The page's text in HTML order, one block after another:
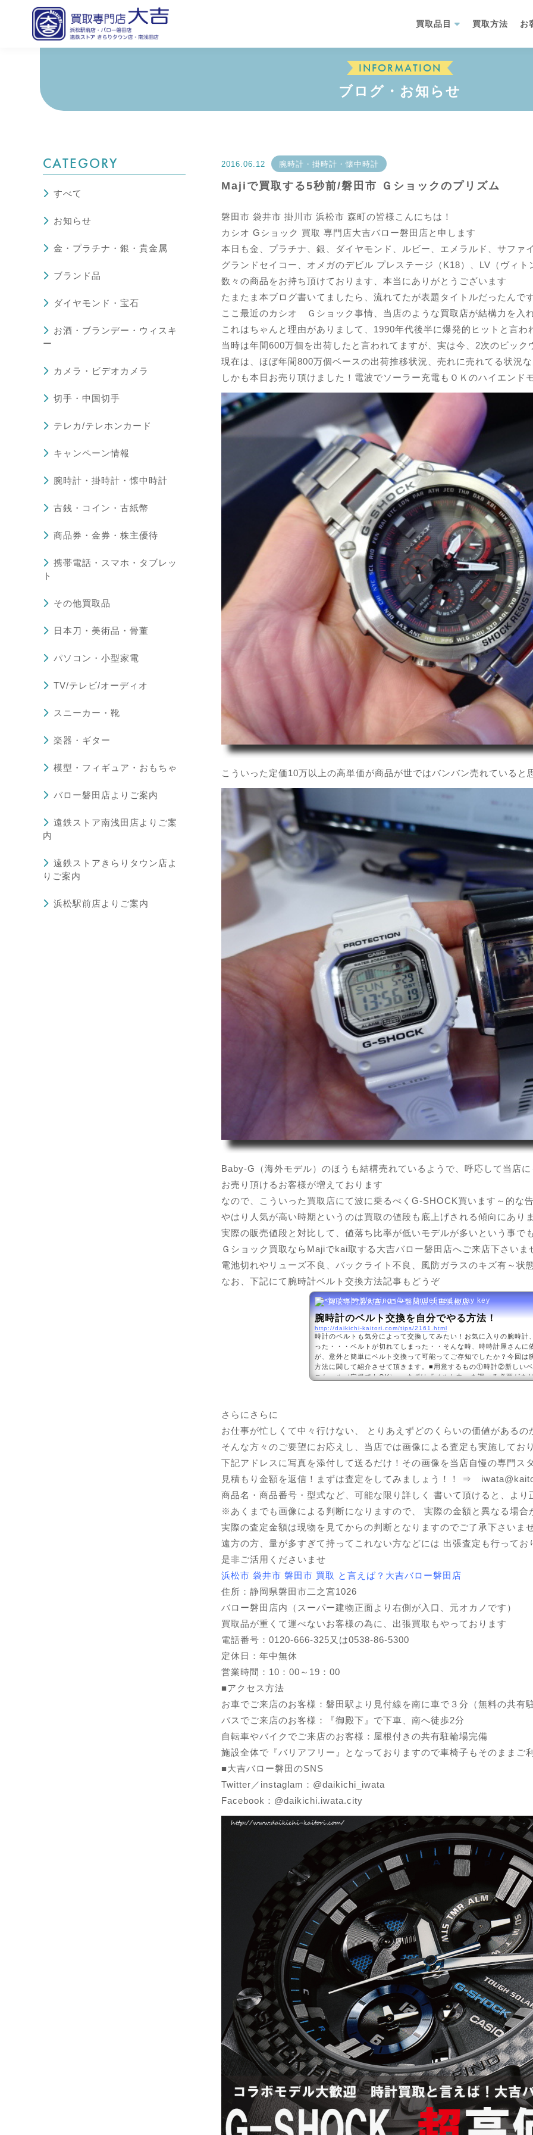
買取品目 買取方法 お
INFORMATION
ブログ・お知らせ
2016.06.12 腕時計・掛時計・懐中時計
Majiで買取する5秒前/磐田市 Ｇショックのプリズム
磐田市 袋井市 掛川市 浜松市 森町の皆様こんにちは！
カシオ Gショック 買取 専門店大吉バロー磐田店と申します
本日も金、プラチナ、銀、ダイヤモンド、ルビー、エメラルド、サファ
グランドセイコー、オメガのデビル プレステージ（K18）、LV（ヴィト
数々の商品をお持ち頂けております、本当にありがとうございます
たまたま本ブログ書いてましたら、流れてたが表題タイトルだったんで
ここ最近のカシオ Ｇショック事情、当店のような買取店が結構力を入
これはちゃんと理由がありまして、1990年代後半に爆発的ヒットと言
当時は年間600万個を出荷したと言われてますが、実は今、2次のビック
現在は、ほぼ年間800万個ベースの出荷推移状況、売れに売れてる状況
しかも本日お売り頂けました！電波でソーラー充電もＯＫのハイエンド
こういった定価10万以上の高単価が商品が世ではバンバン売れていると
Baby-G（海外モデル）のほうも結構売れているようで、呼応して当店
お売り頂けるお客様が増えております
なので、こういった買取店にて波に乗るべくG-SHOCK買います～的な
やはり人気が高い時期というのは買取の値段も底上げされる傾向にあり
実際の販売値段と対比して、値落ち比率が低いモデルが多いという事で
Ｇショック買取ならMajiでkai取する大吉バロー磐田店へご来店下さいま
電池切れやリューズ不良、バックライト不良、風防ガラスのキズ有～状
なお、下記にて 腕時計ベルト交換方法記事もどうぞ
買取専門店大吉バロー磐田店 大吉浜松店
腕時計のベルト交換を自分でやる方法！
http://daikichi-kaitori.com/tips/2161.html
時計のベルトも気分によって交換してみたい！お気に入りの腕時計
った・・・ベルトが切れてしまった・・そんな時、時時計屋さんに
が、意外と簡単にベルト交換って可能ってご存知でしたか？今回は
方法に関して紹介させて頂きます。■用意するもの①時計②新しい
スケール（定規でもOK） まずは『ベルト巾』を調べる必要があ
さらにさらに
お仕事が忙しくて中々行けない、 とりあえずどのくらいの価値があるの
そんな方々のご要望にお応えし、当店では画像による査定も実施してお
下記アドレスに写真を添付して送るだけ！その画像を当店自慢の専門ス
見積もり金額を返信！まずは査定をしてみましょう！！ ⇒
商品名・商品番号・型式など、可能な限り詳しく 書いて頂けると、より
※あくまでも画像による判断になりますので、 実際の金額と異なる場合
実際の査定金額は現物を見てからの判断となりますのでご了承下さいま
遠方の方、量が多すぎて持ってこれない方などには 出張査定も行ってお
是非ご活用くださいませ
浜松市 袋井市 磐田市 買取 と言えば？大吉バロー磐田店
住所：静岡県磐田市二之宮1026
バロー磐田店内（スーパー建物正面より右側が入口、元オカノです）
買取品が重くて運べないお客様の為に、出張買取もやっております
電話番号：0120-666-325又は0538-86-5300
定休日：年中無休
営業時間：10：00～19：00
■アクセス方法
お車でご来店のお客様：磐田駅より見付線を南に車で３分（無料の共有
バスでご来店のお客様：『御殿下』で下車、南へ徒歩2分
自転車やバイクでご来店のお客様：屋根付きの共有駐輪場完備
施設全体で『バリアフリー』となっておりますので車椅子もそのままご
■大吉バロー磐田のSNS
Twitter／instaglam：@daikichi_iwata
Facebook：@daikichi.iwata.city
CATEGORY
すべて
お知らせ
金・プラチナ・銀・貴金属
ブランド品
ダイヤモンド・宝石
お酒・ブランデー・ウィスキ
ー
カメラ・ビデオカメラ
切手・中国切手
テレカ/テレホンカード
キャンペーン情報
腕時計・掛時計・懐中時計
古銭・コイン・古紙幣
商品券・金券・株主優待
携帯電話・スマホ・タブレッ
ト
その他買取品
日本刀・美術品・骨董
パソコン・小型家電
TV/テレビ/オーディオ
スニーカー・靴
楽器・ギター
模型・フィギュア・おもちゃ
バロー磐田店よりご案内
遠鉄ストア南浅田店よりご案
内
遠鉄ストアきらりタウン店よ
りご案内
浜松駅前店よりご案内